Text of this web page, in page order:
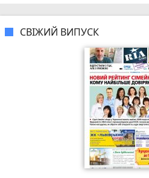
СВІЖИЙ ВИПУСК